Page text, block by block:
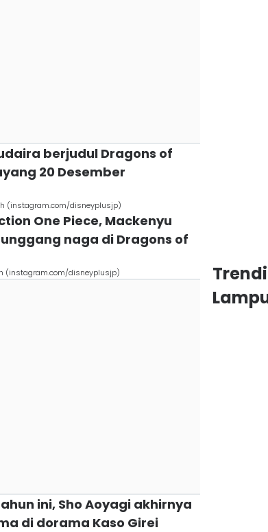
berjudul Dragons of
20 Desember
(instagram.com/disneyplusjp)
One Piece, Mackenyu
naga di Dragons of
(instagram.com/disneyplusjp)
ini, Sho Aoyagi akhirnya
di dorama Kaso Girei